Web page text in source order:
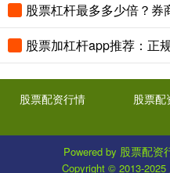
股票杠杆最多多少倍？券
股票加杠杆app推荐：正
股票配资行情 股票配
Powered by 股票配资
Copyright © 2013-2025